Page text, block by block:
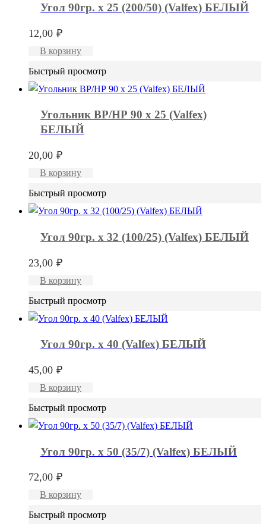
Угол 90гр. x 25 (200/50) (Valfex) БЕЛЫЙ
12,00 ₽
В корзину
Быстрый просмотр
Угольник ВР/НР 90 х 25 (Valfex)
БЕЛЫЙ
20,00 ₽
В корзину
Быстрый просмотр
Угол 90гр. x 32 (100/25) (Valfex) БЕЛЫЙ
23,00 ₽
В корзину
Быстрый просмотр
Угол 90гр. x 40 (Valfex) БЕЛЫЙ
45,00 ₽
В корзину
Быстрый просмотр
Угол 90гр. x 50 (35/7) (Valfex) БЕЛЫЙ
72,00 ₽
В корзину
Быстрый просмотр